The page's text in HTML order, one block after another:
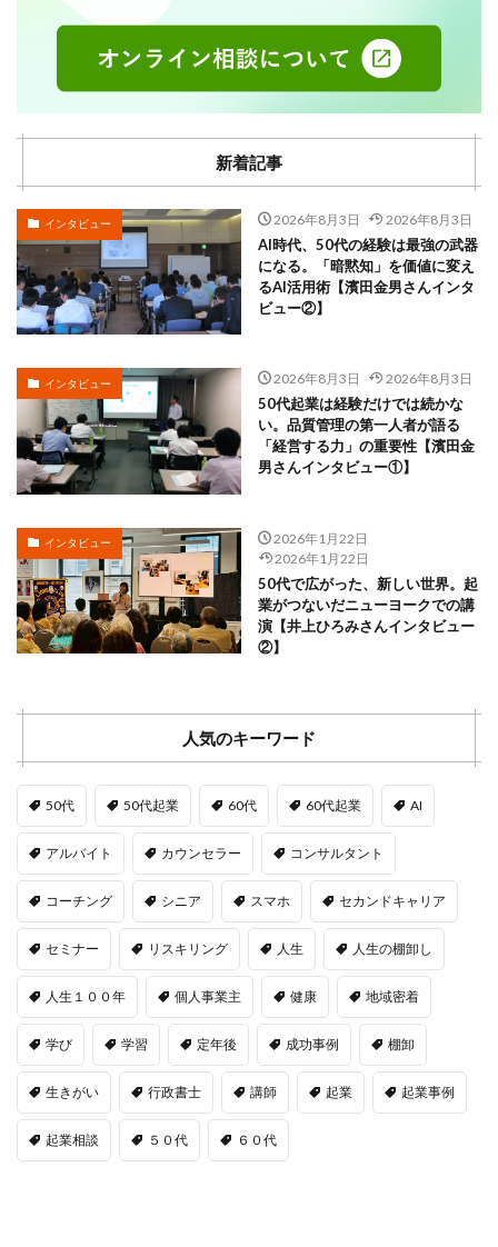
新着記事
インタビュー 2026年8月3日 2026年8月3日
AI時代、50代の経験は最強の武器
になる。「暗黙知」を価値に変え
るAI活用術【濱田金男さんインタ
ビュー②】
インタビュー 2026年8月3日 2026年8月3日
50代起業は経験だけでは続かな
い。品質管理の第一人者が語る
「経営する力」の重要性【濱田金
男さんインタビュー①】
インタビュー
2026年1月22日
2026年1月22日
50代で広がった、新しい世界。起
業がつないだニューヨークでの講
演【井上ひろみさんインタビュー
②】
人気のキーワード
50代 50代起業 60代 60代起業 AI
アルバイト カウンセラー コンサルタント
コーチング シニア スマホ セカンドキャリア
セミナー リスキリング 人生 人生の棚卸し
人生１００年 個人事業主 健康 地域密着
学び 学習 定年後 成功事例 棚卸
生きがい 行政書士 講師 起業 起業事例
起業相談 ５０代 ６０代